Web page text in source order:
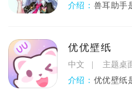
介绍： 兽耳助手是一款
优优壁纸
中文 主题桌
介绍： 优优壁纸是一款